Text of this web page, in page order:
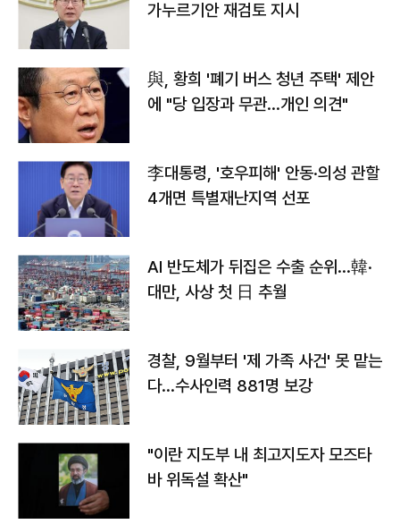
가누르기안 재검토 지시
與, 황희 '폐기 버스 청년 주택' 제안
에 "당 입장과 무관…개인 의견"
李대통령, '호우피해' 안동·의성 관할
4개면 특별재난지역 선포
AI 반도체가 뒤집은 수출 순위…韓·
대만, 사상 첫 日 추월
경찰, 9월부터 '제 가족 사건' 못 맡는
다…수사인력 881명 보강
"이란 지도부 내 최고지도자 모즈타
바 위독설 확산"